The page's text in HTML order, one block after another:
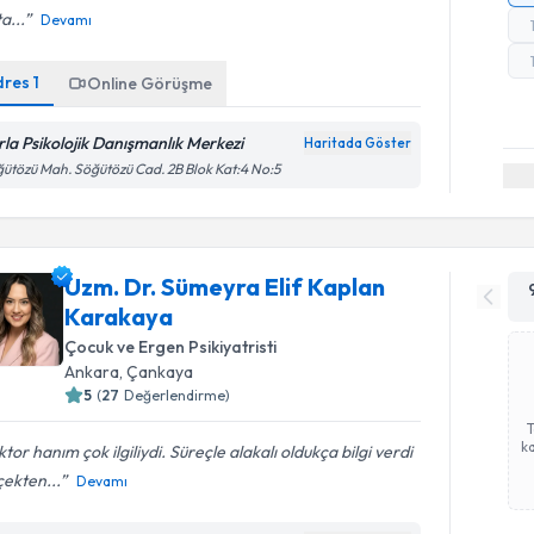
Devamı
1 Online Görüşme
Psikolojik Danışmanlık Merkezi Haritada Göster
Mah. Söğütözü Cad. 2B Blok Kat:4 No:5
Uzm. Dr. Sümeyra Elif Kaplan
Karakaya
Çocuk ve Ergen Psikiyatristi
Ankara , Çankaya
5 (27 Değerlendirme)
hanım çok ilgiliydi. Süreçle alakalı oldukça bilgi verdi
Devamı